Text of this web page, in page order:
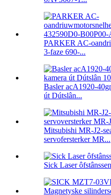
PARKER AC-
3-faze 690-...
Basler acA1920-
út Dútslân...
Mitsubishi MR-J2-
servofersterker MR...
Sick Laser